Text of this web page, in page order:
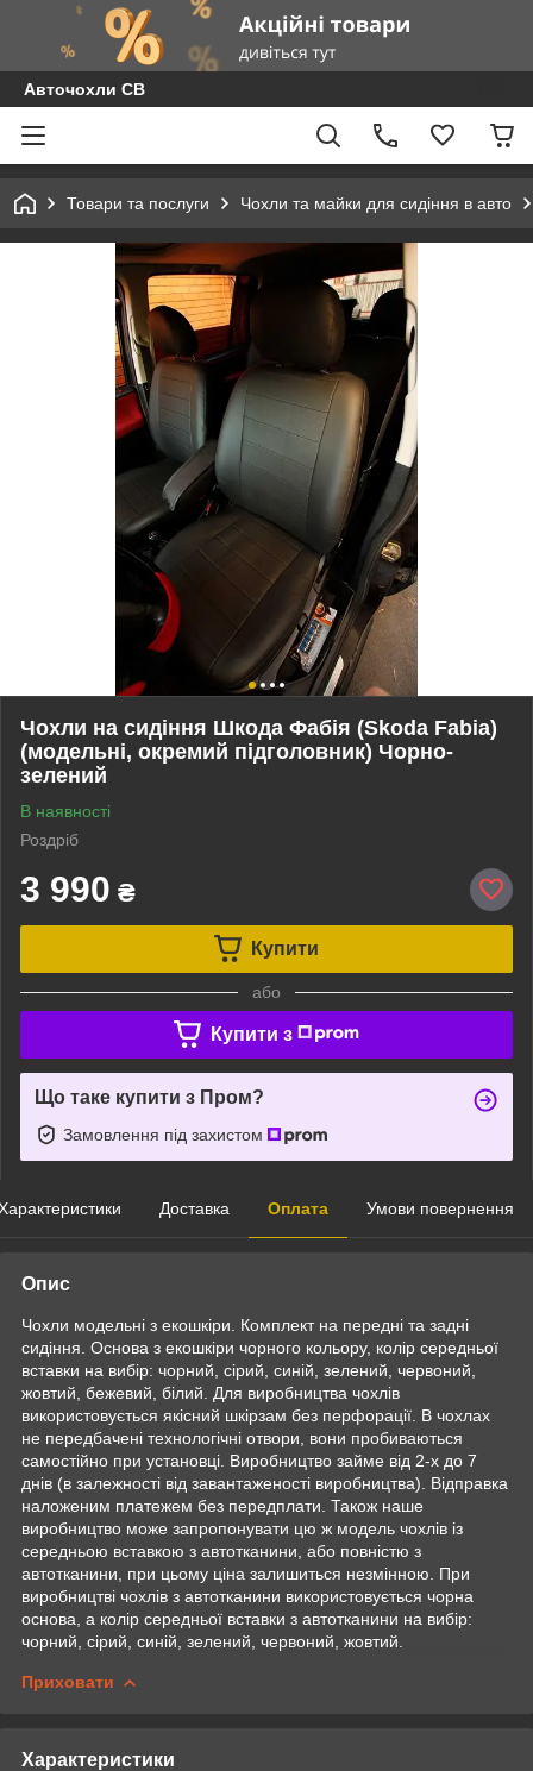
Авточохли СВ
Товари та послуги Чохли та майки для сидіння в авто
Чохли на сидіння Шкода Фабія (Skoda Fabia)
(модельні, окремий підголовник) Чорно-
зелений
В наявності
Роздріб
3 990 ₴
Купити
або
Купити з
Що таке купити з Пром?
Замовлення під захистом
Доставка Оплата Умови повернення
Опис
Чохли модельні з екошкіри. Комплект на передні та задні
сидіння. Основа з екошкіри чорного кольору, колір середньої
вставки на вибір: чорний, сірий, синій, зелений, червоний,
жовтий, бежевий, білий. Для виробництва чохлів
використовується якісний шкірзам без перфорації. В чохлах
не передбачені технологічні отвори, вони пробиваються
самостійно при установці. Виробництво займе від 2-х до 7
днів (в залежності від завантаженості виробництва). Відправка
наложеним платежем без передплати. Також наше
виробництво може запропонувати цю ж модель чохлів із
середньою вставкою з автотканини, або повністю з
автотканини, при цьому ціна залишиться незмінною. При
виробництві чохлів з автотканини використовується чорна
основа, а колір середньої вставки з автотканини на вибір:
чорний, сірий, синій, зелений, червоний, жовтий.
Приховати
Характеристики